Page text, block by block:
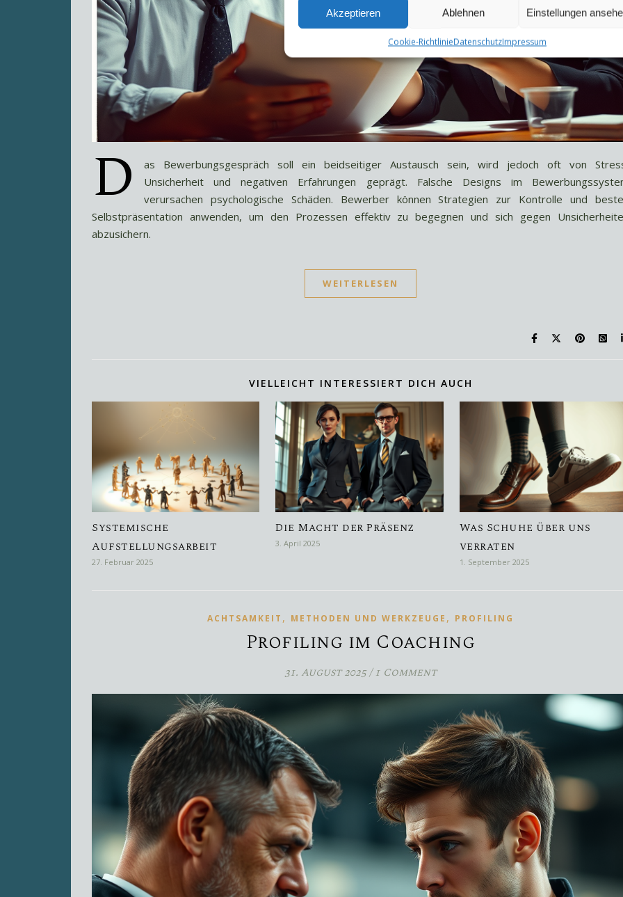
Akzeptieren Ablehnen Einstellungen
Cookie-RichtlinieDatenschutzImpressum
D
as Bewerbungsgespräch soll ein beidseitiger Austausch sein, wird jedoch oft von
Unsicherheit und negativen Erfahrungen geprägt. Falsche Designs im
verursachen psychologische Schäden. Bewerber können Strategien zur Kontrolle und
Selbstpräsentation anwenden, um den Prozessen effektiv zu begegnen und sich gegen
abzusichern.
WEITERLESEN
VIELLEICHT INTERESSIERT DICH AUCH
Systemische
Aufstellungsarbeit
27. Februar 2025
Die Macht der Präsenz
3. April 2025
Was Schuhe über uns
verraten
1. September 2025
ACHTSAMKEIT , METHODEN UND WERKZEUGE , PROFILING
Profiling im Coaching
31. August 2025/ 1 Comment